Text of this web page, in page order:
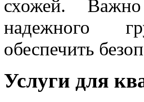
схожей.
надежного
обеспечить
Услуги для